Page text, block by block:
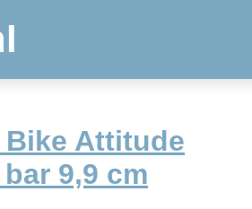
Bike Attitude
9,9 cm